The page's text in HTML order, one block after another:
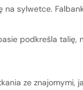
na sylwetce.
podkreśla
ze znajomymi,